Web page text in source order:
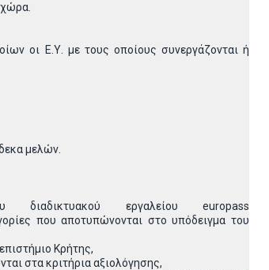
οι Ε.Υ. με τους οποίους συνεργάζονται ή
μελών.
εργαλείου europass
που αποτυπώνονται στο υπόδειγμα του
Κρήτης,
στα κριτήρια αξιολόγησης,